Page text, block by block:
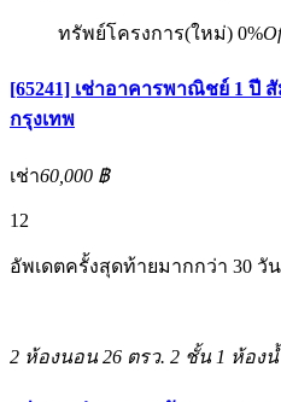
ทรัพย์โครงการ(ใหม่) 0%
[65241] เช่าอาคารพาณิชย์ 1 ปี
กรุงเทพ
เช่า60,000 ฿
12
อัพเดตครั้งสุดท้ายมากกว่า 30 วัน
2 ห้องนอน 26 ตรว. 2 ชั้น 1 ห้อง